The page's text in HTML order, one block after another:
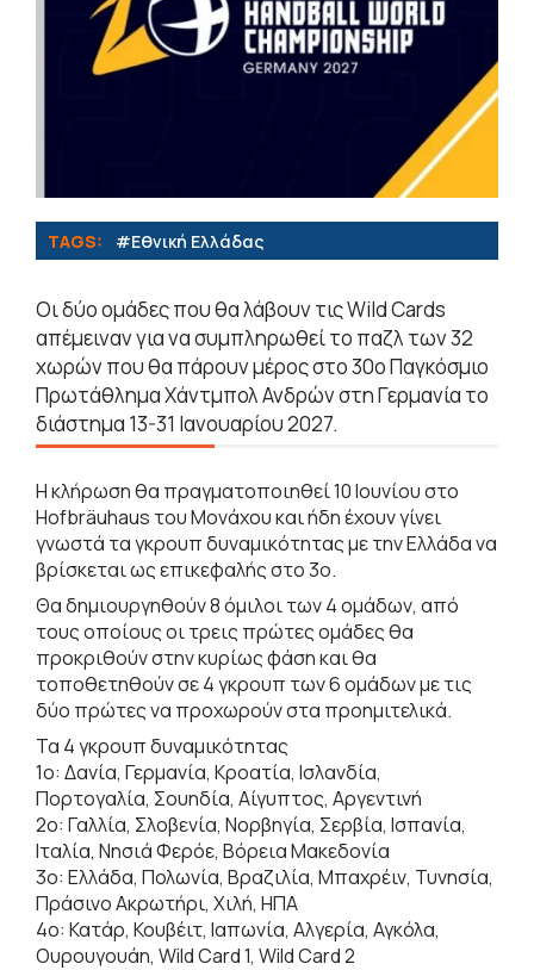
TAGS: #Εθνική Ελλάδας
Οι δύο ομάδες που θα λάβουν τις Wild Cards
απέμειναν για να συμπληρωθεί το παζλ των 32
χωρών που θα πάρουν μέρος στο 30ο Παγκόσμιο
Πρωτάθλημα Χάντμπολ Ανδρών στη Γερμανία το
διάστημα 13-31 Ιανουαρίου 2027.
Η κλήρωση θα πραγματοποιηθεί 10 Ιουνίου στο
Hofbräuhaus του Μονάχου και ήδη έχουν γίνει
γνωστά τα γκρουπ δυναμικότητας με την Ελλάδα να
βρίσκεται ως επικεφαλής στο 3ο.
Θα δημιουργηθούν 8 όμιλοι των 4 ομάδων, από
τους οποίους οι τρεις πρώτες ομάδες θα
προκριθούν στην κυρίως φάση και θα
τοποθετηθούν σε 4 γκρουπ των 6 ομάδων με τις
δύο πρώτες να προχωρούν στα προημιτελικά.
Τα 4 γκρουπ δυναμικότητας
1ο: Δανία, Γερμανία, Κροατία, Ισλανδία,
Πορτογαλία, Σουηδία, Αίγυπτος, Αργεντινή
2o: Γαλλία, Σλοβενία, Νορβηγία, Σερβία, Ισπανία,
Ιταλία, Νησιά Φερόε, Βόρεια Μακεδονία
3o: Ελλάδα, Πολωνία, Βραζιλία, Μπαχρέιν, Τυνησία,
Πράσινο Ακρωτήρι, Χιλή, ΗΠΑ
4o: Κατάρ, Κουβέιτ, Ιαπωνία, Αλγερία, Αγκόλα,
Ουρουγουάη, Wild Card 1, Wild Card 2